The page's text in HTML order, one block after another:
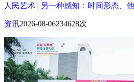
人民艺术 | 另一种感知：时间形态、
资讯2026-08-06234628次